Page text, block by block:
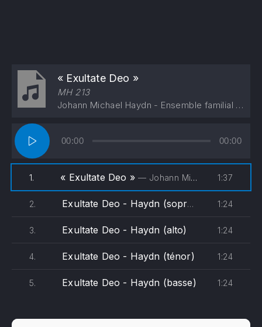
« Exultate Deo »
MH 213
Johann Michael Haydn - Ensemble familial de Salvert
Lecteur
audio
00:00 00:00
1. « Exultate Deo » — Johann Michael Haydn - Ensemble familial de Salvert 1:37
2. Exultate Deo - Haydn (soprane) 1:24
3. Exultate Deo - Haydn (alto) 1:24
4. Exultate Deo - Haydn (ténor) 1:24
5. Exultate Deo - Haydn (basse) 1:24